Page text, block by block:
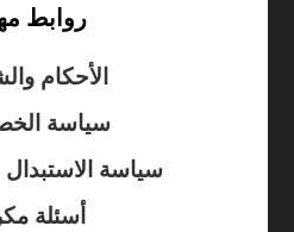
روابط
الأحكام
سياسة
سياسة الاستبدال
أسئلة